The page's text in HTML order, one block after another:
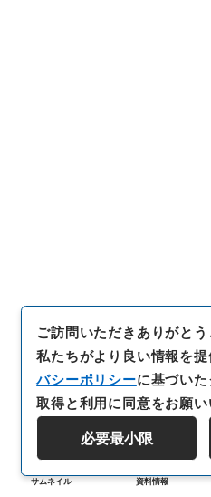
サムネイル 資料情報
ご訪問いただきありがとう
私たちがより良い情報を提
バシーポリシーに基づい
取得と利用に同意をお願い
必要最小限